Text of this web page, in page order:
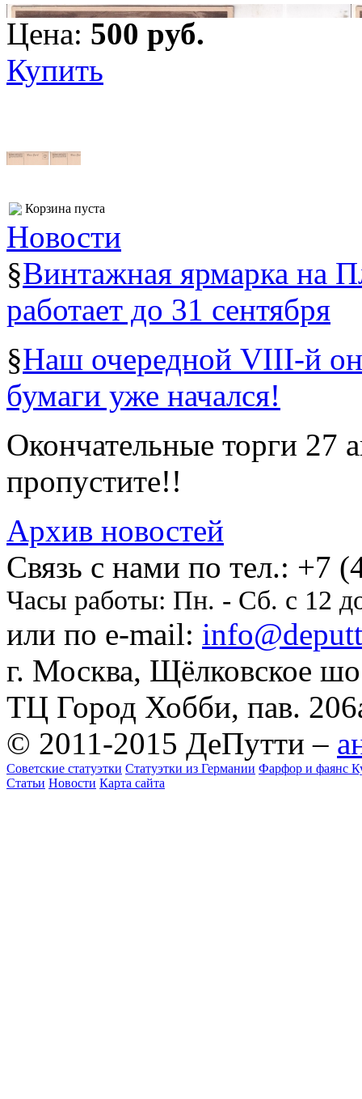
Цена: 500 pуб.
Купить
Корзина пуста
Новости
§Винтажная ярмарка на
работает до 31 сентября
§Наш очередной VIII-й
бумаги уже начался!
Окончательные торги 27
пропустите!!
Архив новостей
Cвязь с нами по тел.: +7
Часы работы: Пн. - Сб. с 12
или по e-mail:
г. Москва, Щёлковское
ТЦ Город Хобби, пав.
© 2011-2015 ДеПутти –
Советские статуэтки Статуэтки из Германии Фарфор и фаянс
Статьи Новости Карта сайта